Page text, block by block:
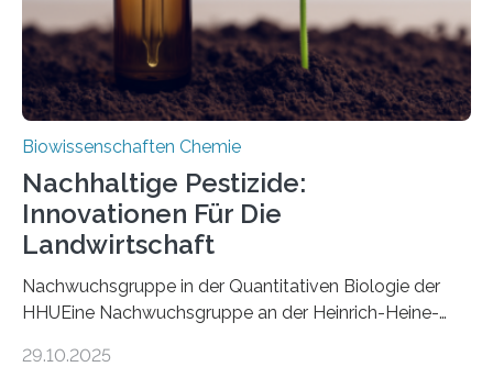
Biowissenschaften Chemie
Nachhaltige Pestizide:
Innovationen Für Die
Landwirtschaft
Nachwuchsgruppe in der Quantitativen Biologie der
HHUEine Nachwuchsgruppe an der Heinrich-Heine-
fünf Jahren erforschen, wie Bakterien auf
29.10.2025